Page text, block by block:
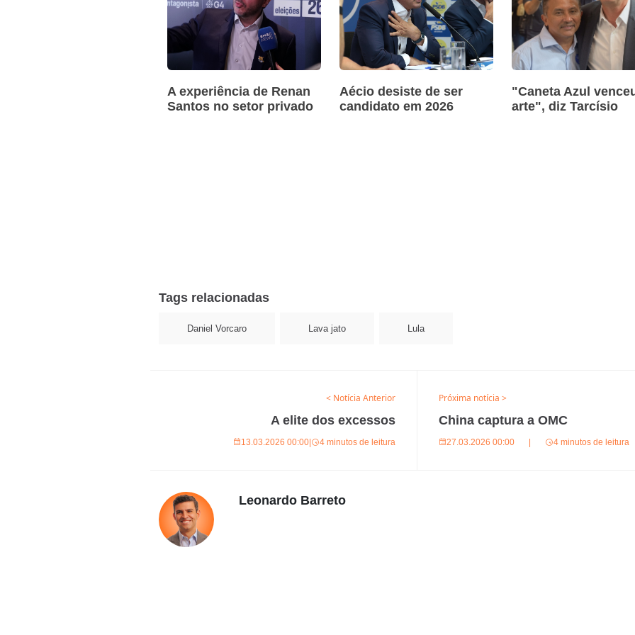
A experiência de Renan
Santos no setor privado
Aécio desiste de ser
candidato em 2026
"Caneta Azul
arte", diz Tarcísio
Tags relacionadas
Daniel Vorcaro Lava jato Lula
< Notícia Anterior
A elite dos excessos
13.03.2026 00:00| 4 minutos de leitura
Próxima notícia >
China captura a OMC
27.03.2026 00:00 | 4 minutos de leitura
Leonardo Barreto